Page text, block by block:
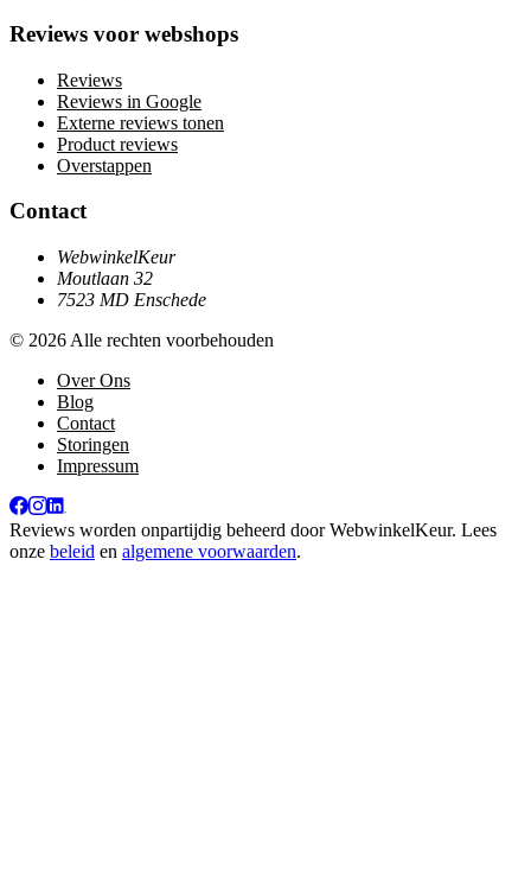
Reviews voor webshops
Reviews
Reviews in Google
Externe reviews tonen
Product reviews
Overstappen
Contact
WebwinkelKeur
Moutlaan 32
7523 MD Enschede
© 2026 Alle rechten voorbehouden
Over Ons
Blog
Contact
Storingen
Impressum
Reviews worden onpartijdig beheerd doorWebwinkelKeur. Lees
onze beleid en algemene voorwaarden.